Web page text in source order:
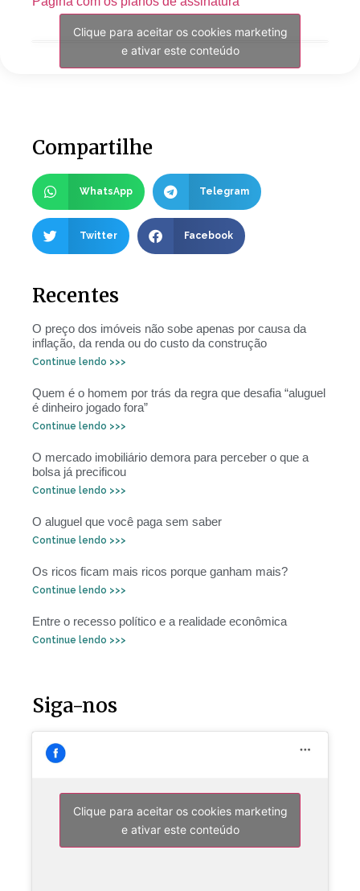
Clique para aceitar os cookies marketing
e ativar este conteúdo
Compartilhe
WhatsApp Telegram
Twitter Facebook
Recentes
O preço dos imóveis não sobe apenas por causa da
inflação, da renda ou do custo da construção
Continue lendo >>>
Quem é o homem por trás da regra que desafia “aluguel
é dinheiro jogado fora”
Continue lendo >>>
O mercado imobiliário demora para perceber o que a
bolsa já precificou
Continue lendo >>>
O aluguel que você paga sem saber
Continue lendo >>>
Os ricos ficam mais ricos porque ganham mais?
Continue lendo >>>
Entre o recesso político e a realidade econômica
Continue lendo >>>
Siga-nos
Clique para aceitar os cookies marketing
e ativar este conteúdo